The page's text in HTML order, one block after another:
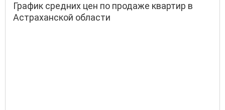
График средних цен по продаже квартир в
Астраханской области